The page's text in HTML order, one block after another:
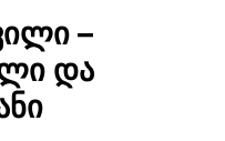
–
და